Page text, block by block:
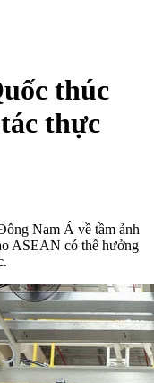
thúc
thực
Nam Á về tầm ảnh
ASEAN có thể hưởng